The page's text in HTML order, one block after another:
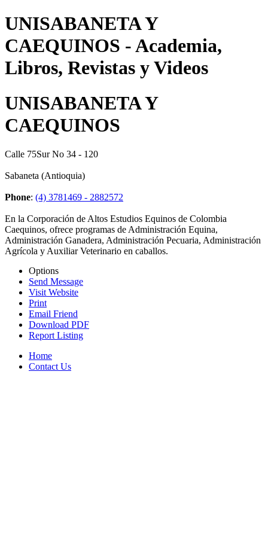
UNISABANETA Y
CAEQUINOS - Academia,
Libros, Revistas y Videos
UNISABANETA Y
CAEQUINOS
Calle 75Sur No 34 - 120
Sabaneta (Antioquia)
Phone: (4) 3781469 - 2882572
En la Corporación de Altos Estudios Equinos de Colombia
Caequinos, ofrece programas de Administración Equina,
Administración Ganadera, Administración Pecuaria, Administración
Agrícola y Auxiliar Veterinario en caballos.
Options
Send Message
Visit Website
Print
Email Friend
Download PDF
Report Listing
Home
Contact Us